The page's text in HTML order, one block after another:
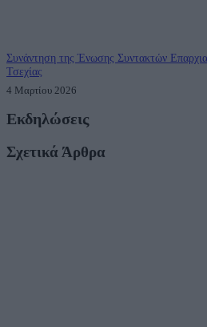
Συνάντηση της Ένωσης Συντακτών
Τσεχίας
4 Μαρτίου 2026
Εκδηλώσεις
Σχετικά Άρθρα